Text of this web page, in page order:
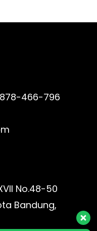
466-796
No.48-50
Bandung,